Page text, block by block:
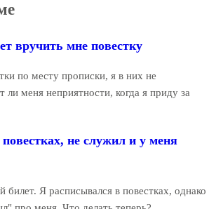
вручить мне повестку
по месту прописки, я в них не
меня неприятности, когда я приду за
не служил и у меня
билет. Я расписывался в повестках, однако